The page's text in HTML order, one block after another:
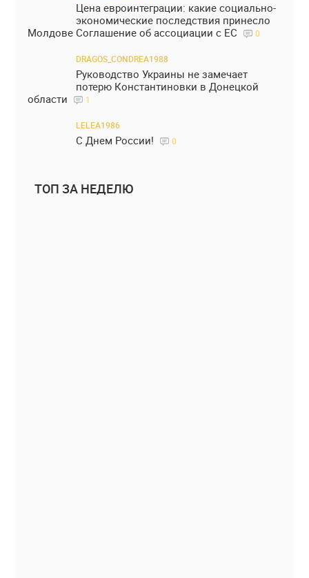
Цена евроинтеграции: какие социально-
экономические последствия принесло
Молдове Соглашение об ассоциации с ЕС
0
DRAGOS_CONDREA1988
Руководство Украины не замечает
потерю Константиновки в Донецкой
области
1
LELEA1986
С Днем России! 0
ТОП ЗА НЕДЕЛЮ